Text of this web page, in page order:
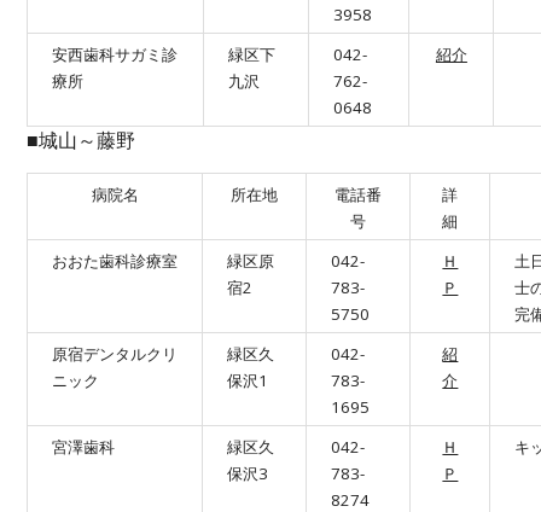
3958
安西歯科サガミ診
療所
緑区下
九沢
042-
762-
0648
紹介
■城山～藤野
病院名 所在地
電話番
号
詳
細
おおた歯科診療室
緑区原
宿2
042-
783-
5750
Ｈ
Ｐ
土
士
完
原宿デンタルクリ
ニック
緑区久
保沢1
042-
783-
1695
紹
介
宮澤歯科
緑区久
保沢3
042-
783-
8274
Ｈ
Ｐ
キ